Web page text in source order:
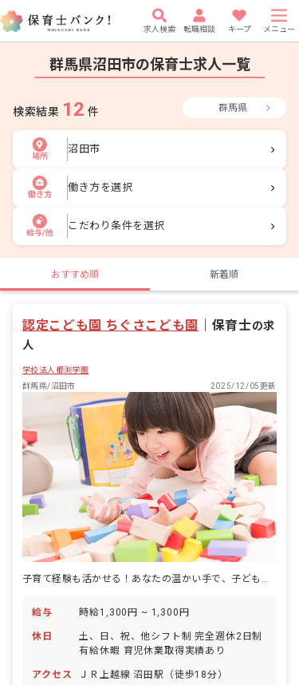
求人検索 転職相談 キープ メニュー
群馬県沼田市の保育士求人一覧
検索結果 12 件 群馬県
場所
沼田市
働き方
働き方を選択
給与/他
こだわり条件を選択
おすすめ順 新着順
認定こども園 ちぐさこども園 保育士の求
人
学校法人櫛渕学園
群馬県/沼田市
2025/12/05更新
子育て経験も活かせる！あなたの温かい手で、子どもたちの未来を育みませんか？
給与 時給1,300円 ~ 1,300円
休日
土、日、祝、他シフト制 完全週休2日制
有給休暇 育児休業取得実績あり
アクセス ＪＲ上越線 沼田駅（徒歩18分）